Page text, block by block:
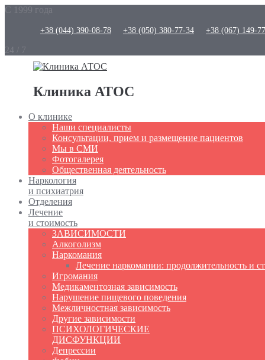
С 1999 года
+38 (044) 390-08-78 +38 (050) 380-77-34 +38 (067) 149-
24 / 7
Клиника АТОС
О клинике
Наши специалисты
Консультации, прием и размещение пациентов
Мы в СМИ
Фотогалерея
Общественная деятельность
Наркология
и психиатрия
Отделения
Лечение
и стоимость
ЗАВИСИМОСТИ
Алкоголизм
Наркомания
Лечение наркомании: продолжительность и
Игромания
Медикаментозная зависимость
Нарушение пищевого поведения
Межличностная зависимость
Другие зависимости
ПСИХОЛОГИЧЕСКИЕ
ДИСФУНКЦИИ
Депрессии